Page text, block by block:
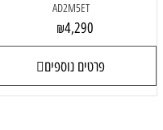
AD2M5ET
₪4,290
פרטים נוספים